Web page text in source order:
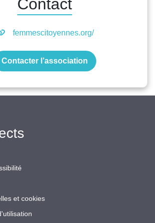
Contact
femmescitoyennes.org/
Contacter l’association
et cookies